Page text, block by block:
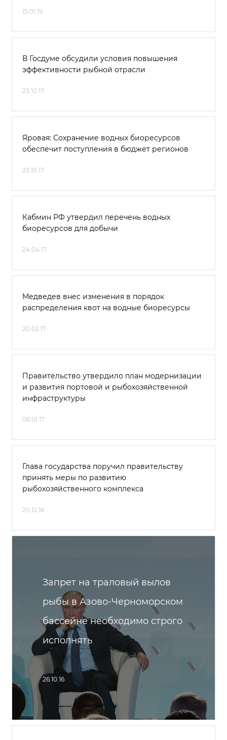
15.01.19
В Госдуме обсудили условия повышения
эффективности рыбной отрасли
23.10.17
Яровая: Сохранение водных биоресурсов
обеспечит поступления в бюджет регионов
23.10.17
Кабмин РФ утвердил перечень водных
биоресурсов для добычи
24.04.17
Медведев внес изменения в порядок
распределения квот на водные биоресурсы
20.02.17
Правительство утвердило план модернизации
и развития портовой и рыбохозяйственной
инфраструктуры
06.01.17
Глава государства поручил правительству
принять меры по развитию
рыбохозяйственного комплекса
20.12.16
Запрет на траловый вылов
рыбы в Азово-Черноморском
бассейне необходимо строго
исполнять
26.10.16